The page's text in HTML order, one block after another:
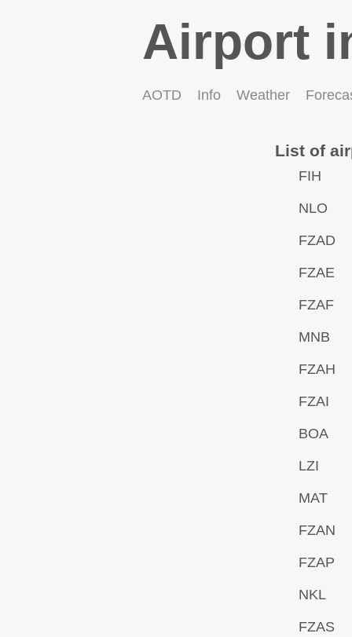
Airport
AOTD Info Weather
List of
FIH
NLO
FZAD
FZAE
FZAF
MNB
FZAH
FZAI
BOA
LZI
MAT
FZAN
FZAP
NKL
FZAS